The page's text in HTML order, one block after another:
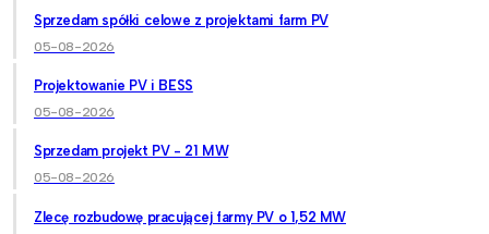
Sprzedam spółki celowe z projektami farm PV
05-08-2026
Projektowanie PV i BESS
05-08-2026
Sprzedam projekt PV - 21 MW
05-08-2026
Zlecę rozbudowę pracującej farmy PV o 1,52 MW